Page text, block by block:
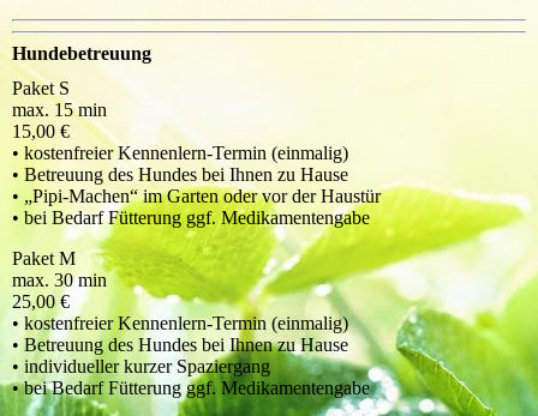
Hundebetreuung
Paket S
max. 15 min
15,00 €
• kostenfreier Kennenlern-Termin (einmalig)
• Betreuung des Hundes bei Ihnen zu Hause
• „Pipi-Machen“ im Garten oder vor der Haustür
• bei Bedarf Fütterung ggf. Medikamentengabe
Paket M
max. 30 min
25,00 €
• kostenfreier Kennenlern-Termin (einmalig)
• Betreuung des Hundes bei Ihnen zu Hause
• individueller kurzer Spaziergang
• bei Bedarf Fütterung ggf. Medikamentengabe